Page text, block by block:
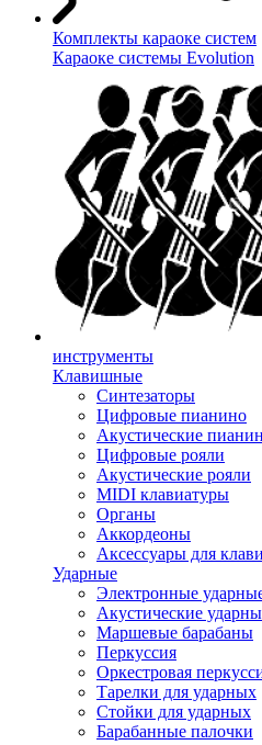
Комплекты караоке систем
Караоке системы Evolution
инструменты
Клавишные
Синтезаторы
Цифровые пианино
Акустические
Цифровые рояли
Акустические рояли
MIDI клавиатуры
Органы
Аккордеоны
Аксессуары для
Ударные
Электронные
Акустические
Маршевые барабаны
Перкуссия
Оркестровая
Тарелки для ударных
Стойки для ударных
Барабанные палочки